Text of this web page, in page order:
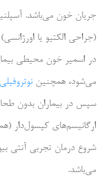
جریان خون می‌باشد.
(جراحی الکتیو یا
در اسمیر خون محیطی
می‌شود، همچنین نوتروفیلی
سپس در بیماران بدون
ارگانیسم‌های کپسول‌دار
شروع درمان تجربی آنتی
می‌باشد.